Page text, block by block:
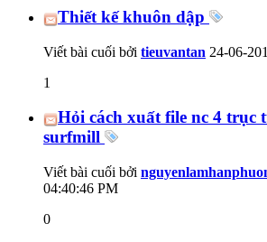
Thiết kế khuôn dập
Viết bài cuối bởi tieuvantan 24-06-
1
Hỏi cách xuất file nc 4 trục
surfmill
Viết bài cuối bởi
04:40:46 PM
0